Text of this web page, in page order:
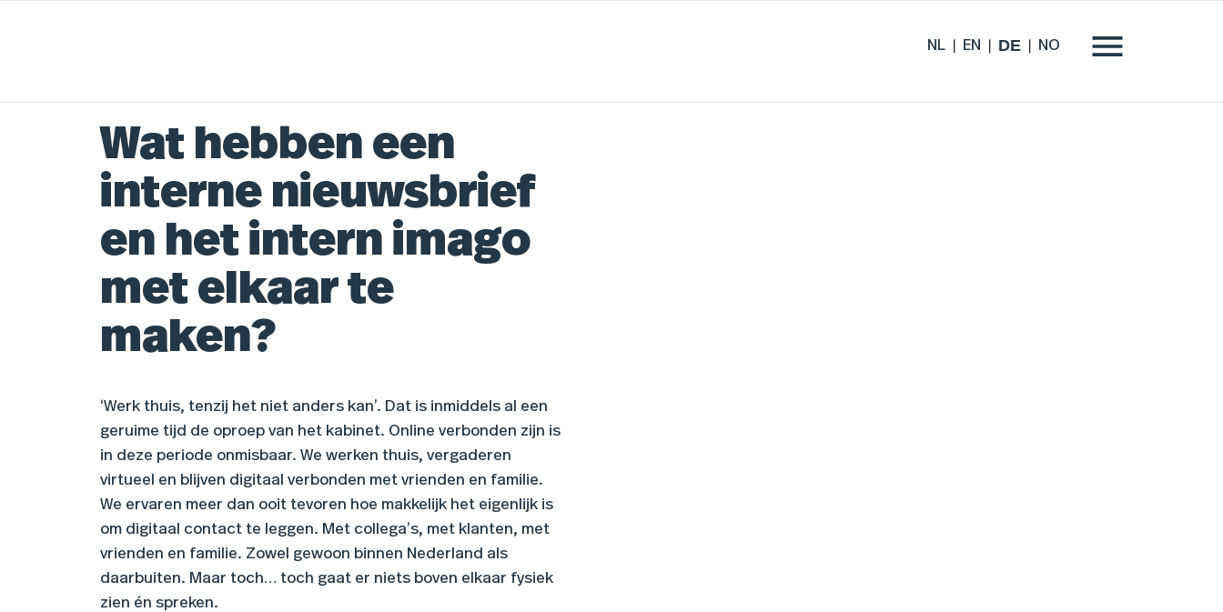
NL EN DE NO
Wat hebben een
interne nieuwsbrief
en het intern imago
met elkaar te
maken?
‘Werk thuis, tenzij het niet anders kan’. Dat is inmiddels al een
geruime tijd de oproep van het kabinet. Online verbonden zijn is
in deze periode onmisbaar. We werken thuis, vergaderen
virtueel en blijven digitaal verbonden met vrienden en familie.
We ervaren meer dan ooit tevoren hoe makkelijk het eigenlijk is
om digitaal contact te leggen. Met collega’s, met klanten, met
vrienden en familie. Zowel gewoon binnen Nederland als
daarbuiten. Maar toch… toch gaat er niets boven elkaar fysiek
zien én spreken.